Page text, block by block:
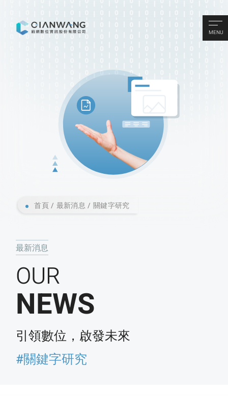
MENU
首頁 最新消息 關鍵字研究
最新消息
OUR
NEWS
引領數位，啟發未來
#關鍵字研究